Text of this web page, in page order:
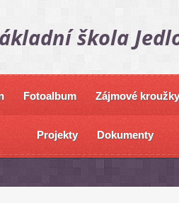
škola
Fotoalbum Zájmové kroužky
Projekty Dokumenty